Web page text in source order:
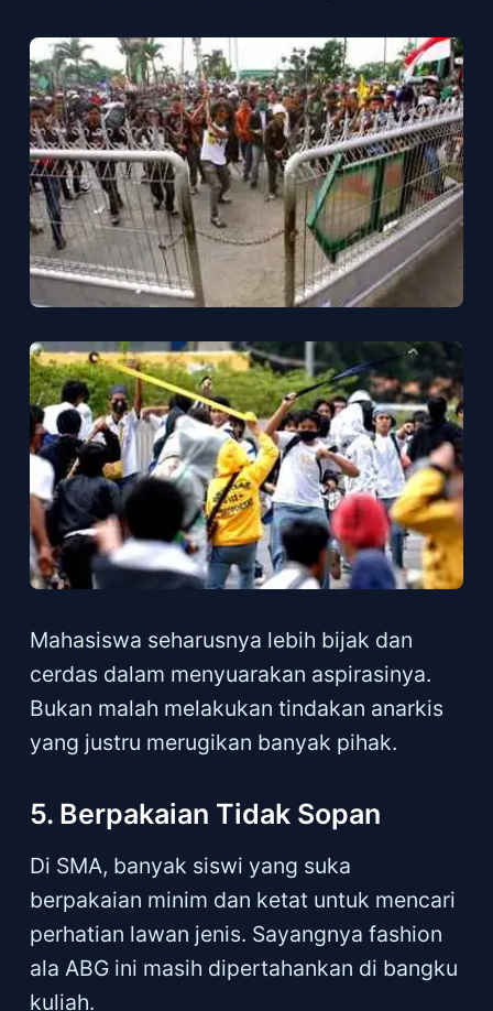
Mahasiswa seharusnya lebih bijak dan
cerdas dalam menyuarakan aspirasinya.
Bukan malah melakukan tindakan anarkis
yang justru merugikan banyak pihak.
5. Berpakaian Tidak Sopan
Di SMA, banyak siswi yang suka
berpakaian minim dan ketat untuk mencari
perhatian lawan jenis. Sayangnya fashion
ala ABG ini masih dipertahankan di bangku
kuliah.